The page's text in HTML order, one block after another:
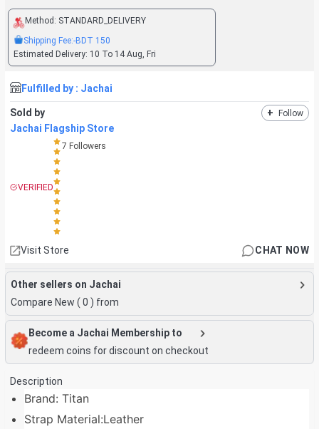
Method: STANDARD_DELIVERY
Shipping Fee:-BDT 150
Estimated Delivery: 10 To 14 Aug, Fri
Fulfilled by : Jachai
Sold by + Follow
Jachai Flagship Store
VERIFIED
7 Followers
Visit Store CHAT NOW
Other sellers on Jachai
Compare New ( 0 ) from
Become a Jachai Membership to
redeem coins for discount on checkout
Description
Brand: Titan
Strap Material:Leather